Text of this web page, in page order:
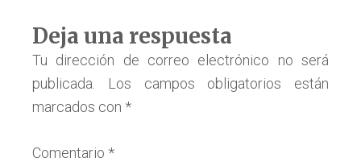
Interacciones
con
los
Deja una respuesta
Tu dirección de correo electrónico no será
publicada.
Los campos obligatorios están
marcados con *
Comentario *